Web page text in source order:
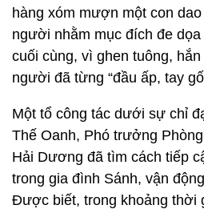
hàng xóm mượn một con
người nhằm mục đích đe
cuối cùng, vì ghen tuông,
người đã từng “đầu ấp, tay
Một tổ công tác dưới sự chỉ
Thế Oanh, Phó trưởng
Hải Dương đã tìm cách tiếp
trong gia đình Sánh, vận
Được biết, trong khoảng thời